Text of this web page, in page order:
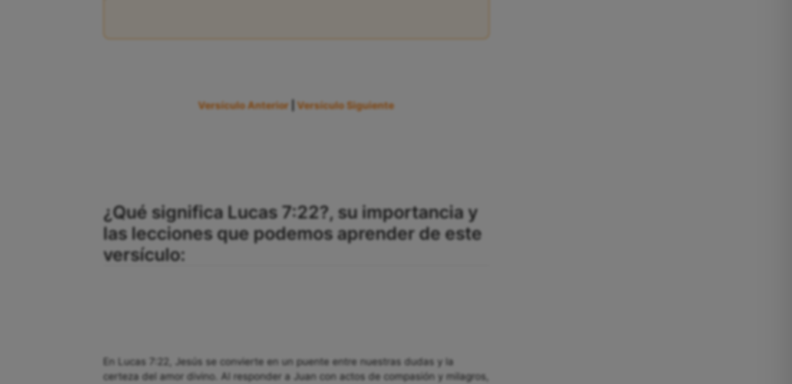
Versículo Anterior |Versículo Siguiente
¿Qué significa Lucas 7:22?, su importancia y
las lecciones que podemos aprender de este
versículo:
En Lucas 7:22, Jesús se convierte en un puente entre nuestras dudas y la
certeza del amor divino. Al responder a Juan con actos de compasión y milagros,